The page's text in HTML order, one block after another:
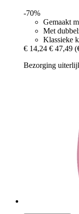
-70%
Gemaakt
Met
Klassieke
€ 14,24 € 47,49
Bezorging